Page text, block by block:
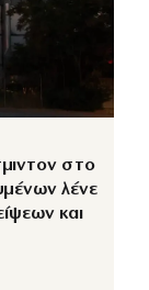
στο
λένε
και